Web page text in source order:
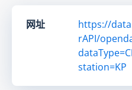
网址
https://
rAPI/
station=KP